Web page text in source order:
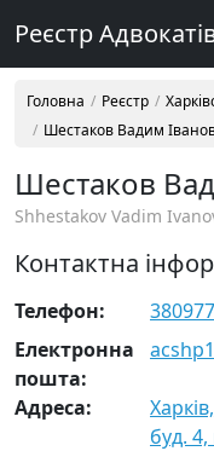
Реєстр
Головна Реєстр
Шестаков Вадим
Шестаков
Shhestakov Vadim
Контактна
Телефон:
Електронна
пошта:
Адреса:
буд.